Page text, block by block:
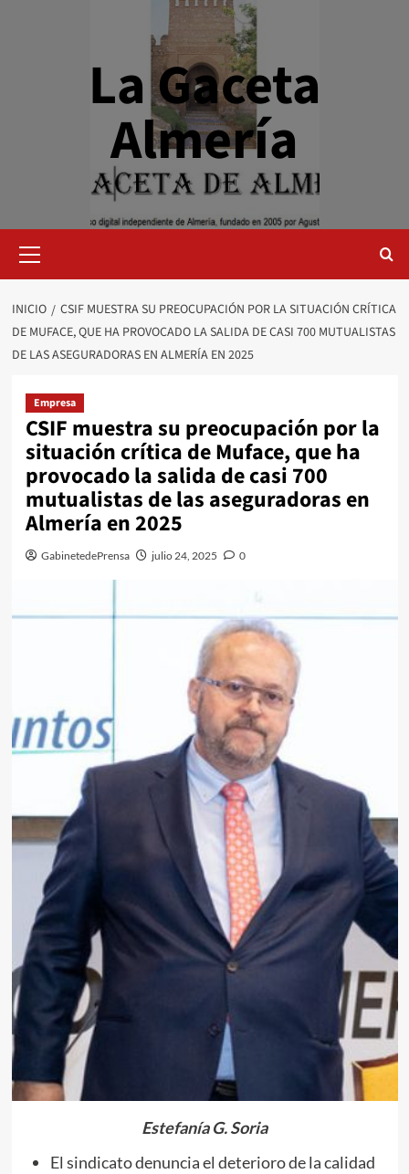
La Gaceta
Almería
primario
INICIO
CSIF MUESTRA SU PREOCUPACIÓN POR LA SITUACIÓN CRÍTICA
DE MUFACE, QUE HA PROVOCADO LA SALIDA DE CASI 700 MUTUALISTAS
DE LAS ASEGURADORAS EN ALMERÍA EN 2025
Empresa
CSIF muestra su preocupación por la
situación crítica de Muface, que ha
provocado la salida de casi 700
mutualistas de las aseguradoras en
Almería en 2025
GabinetedePrensa julio 24, 2025 0
Estefanía G. Soria
El sindicato denuncia el deterioro de la calidad